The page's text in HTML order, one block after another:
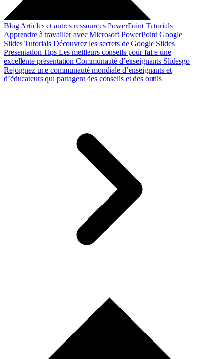
Blog Articles et autres ressources PowerPoint Tutorials
Apprendre à travailler avec Microsoft PowerPoint Google
Slides Tutorials Découvrez les secrets de Google Slides
Presentation Tips Les meilleurs conseils pour faire une
excellente présentation Communauté d’enseignants Slidesgo
Rejoignez une communauté mondiale d’enseignants et
d’éducateurs qui partagent des conseils et des outils